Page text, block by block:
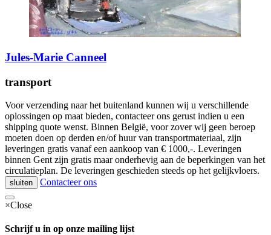
Jules-Marie Canneel
transport
Voor verzending naar het buitenland kunnen wij u verschillende
oplossingen op maat bieden, contacteer ons gerust indien u een
shipping quote wenst. Binnen België, voor zover wij geen beroep
moeten doen op derden en/of huur van transportmateriaal, zijn
leveringen gratis vanaf een aankoop van € 1000,-. Leveringen
binnen Gent zijn gratis maar onderhevig aan de beperkingen van het
circulatieplan. De leveringen geschieden steeds op het gelijkvloers.
sluiten Contacteer ons
×Close
Schrijf u in op onze mailing lijst